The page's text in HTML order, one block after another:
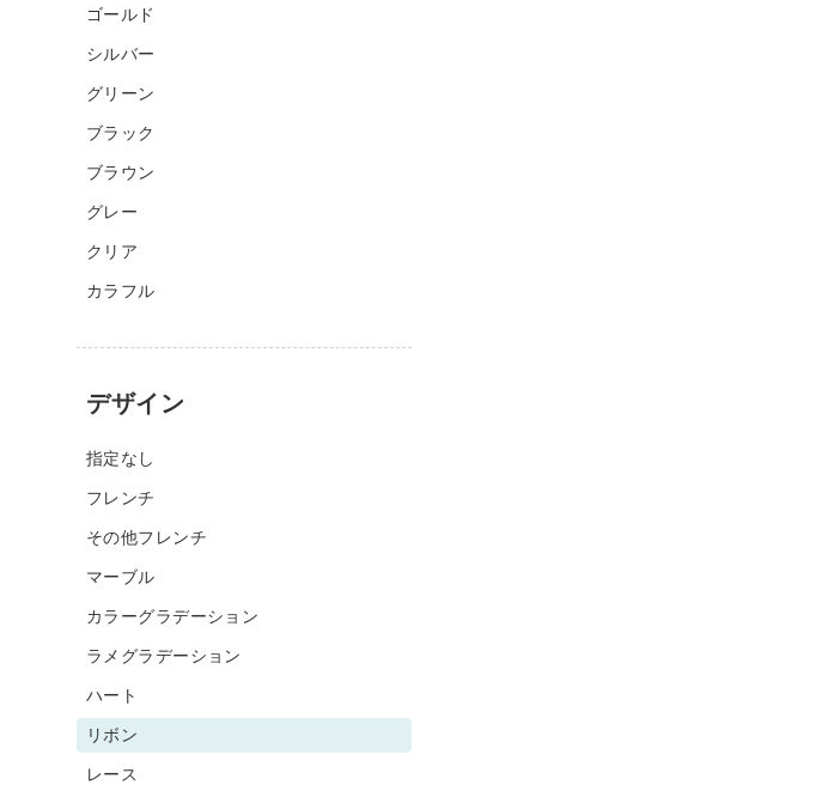
ゴールド
シルバー
グリーン
ブラック
ブラウン
グレー
クリア
カラフル
デザイン
指定なし
フレンチ
その他フレンチ
マーブル
カラーグラデーション
ラメグラデーション
ハート
リボン
レース